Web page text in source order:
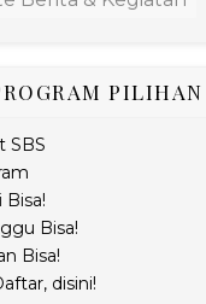
PILIHAN
SBS
Bisa!
Bisa!
Bisa!
disini!